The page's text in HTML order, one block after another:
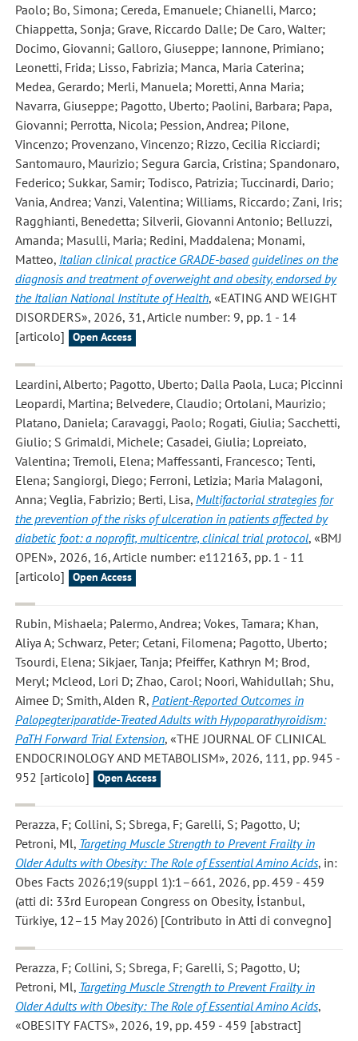
Paolo; Bo, Simona; Cereda, Emanuele; Chianelli, Marco;
Chiappetta, Sonja; Grave, Riccardo Dalle; De Caro, Walter;
Docimo, Giovanni; Galloro, Giuseppe; Iannone, Primiano;
Leonetti, Frida; Lisso, Fabrizia; Manca, Maria Caterina;
Medea, Gerardo; Merli, Manuela; Moretti, Anna Maria;
Navarra, Giuseppe; Pagotto, Uberto; Paolini, Barbara; Papa,
Giovanni; Perrotta, Nicola; Pession, Andrea; Pilone,
Vincenzo; Provenzano, Vincenzo; Rizzo, Cecilia Ricciardi;
Santomauro, Maurizio; Segura Garcia, Cristina; Spandonaro,
Federico; Sukkar, Samir; Todisco, Patrizia; Tuccinardi, Dario;
Vania, Andrea; Vanzi, Valentina; Williams, Riccardo; Zani, Iris;
Ragghianti, Benedetta; Silverii, Giovanni Antonio; Belluzzi,
Amanda; Masulli, Maria; Redini, Maddalena; Monami,
Matteo, Italian clinical practice GRADE-based guidelines on the
diagnosis and treatment of overweight and obesity, endorsed by
the Italian National Institute of Health, «EATING AND WEIGHT
DISORDERS», 2026, 31, Article number: 9, pp. 1 - 14
[articolo]
Open Access
Leardini, Alberto; Pagotto, Uberto; Dalla Paola, Luca; Piccinni
Leopardi, Martina; Belvedere, Claudio; Ortolani, Maurizio;
Platano, Daniela; Caravaggi, Paolo; Rogati, Giulia; Sacchetti,
Giulio; S Grimaldi, Michele; Casadei, Giulia; Lopreiato,
Valentina; Tremoli, Elena; Maffessanti, Francesco; Tenti,
Elena; Sangiorgi, Diego; Ferroni, Letizia; Maria Malagoni,
Anna; Veglia, Fabrizio; Berti, Lisa, Multifactorial strategies for
the prevention of the risks of ulceration in patients affected by
diabetic foot: a noprofit, multicentre, clinical trial protocol, «BMJ
OPEN», 2026, 16, Article number: e112163, pp. 1 - 11
[articolo]
Open Access
Rubin, Mishaela; Palermo, Andrea; Vokes, Tamara; Khan,
Aliya A; Schwarz, Peter; Cetani, Filomena; Pagotto, Uberto;
Tsourdi, Elena; Sikjaer, Tanja; Pfeiffer, Kathryn M; Brod,
Meryl; Mcleod, Lori D; Zhao, Carol; Noori, Wahidullah; Shu,
Aimee D; Smith, Alden R, Patient-Reported Outcomes in
Palopegteriparatide-Treated Adults with Hypoparathyroidism:
PaTH Forward Trial Extension, «THE JOURNAL OF CLINICAL
ENDOCRINOLOGY AND METABOLISM», 2026, 111, pp. 945 -
952 [articolo]
Open Access
Perazza, F; Collini, S; Sbrega, F; Garelli, S; Pagotto, U;
Petroni, Ml, Targeting Muscle Strength to Prevent Frailty in
Older Adults with Obesity: The Role of Essential Amino Acids, in:
Obes Facts 2026;19(suppl 1):1–661, 2026, pp. 459 - 459
(atti di: 33rd European Congress on Obesity, İstanbul,
Türkiye, 12–15 May 2026) [Contributo in Atti di convegno]
Perazza, F; Collini, S; Sbrega, F; Garelli, S; Pagotto, U;
Petroni, Ml, Targeting Muscle Strength to Prevent Frailty in
Older Adults with Obesity: The Role of Essential Amino Acids,
«OBESITY FACTS», 2026, 19, pp. 459 - 459 [abstract]